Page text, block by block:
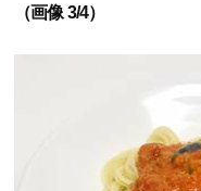
（画像 3/4）